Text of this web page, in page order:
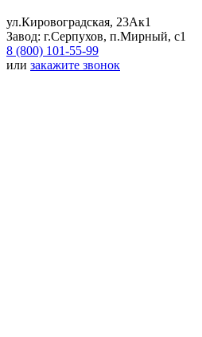
ул.Кировоградская, 23Ак1
Завод: г.Серпухов, п.Мирный, с1
8 (800) 101-55-99
или закажите звонок